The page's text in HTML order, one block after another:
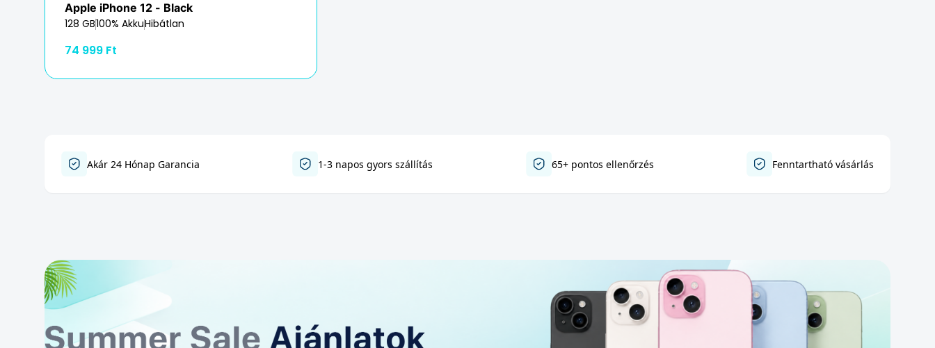
Apple iPhone 12 - Black
128 GB100% AkkuHibátlan
74 999 Ft
Akár 24 Hónap Garancia 1-3 napos gyors szállítás 65+ pontos ellenőrzés Fenntartható vásárlás